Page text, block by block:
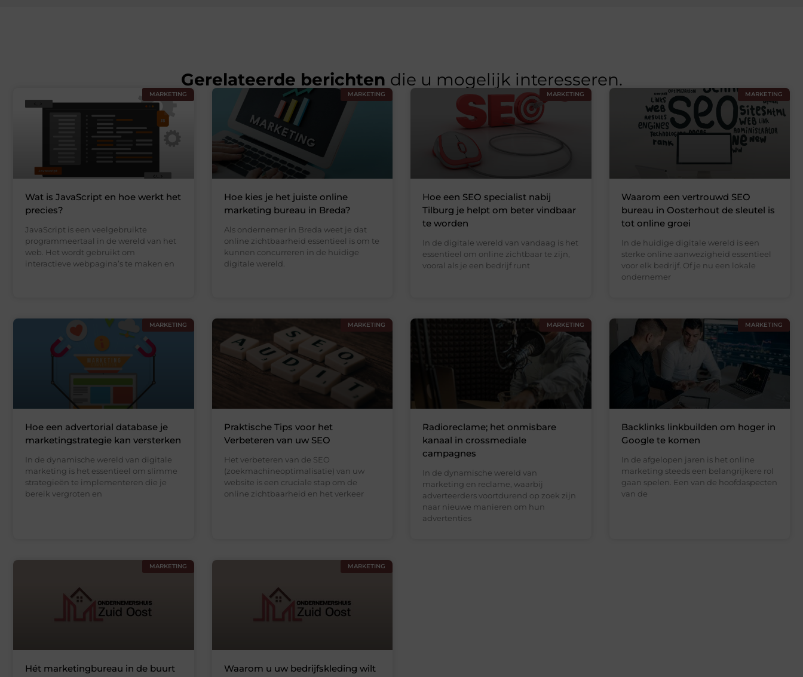
Gerelateerde berichten die u mogelijk interesseren.
MARKETING
Wat is JavaScript en hoe werkt het
precies?
JavaScript is een veelgebruikte
programmeertaal in de wereld van het
web. Het wordt gebruikt om
interactieve webpagina’s te maken en
MARKETING
Hoe kies je het juiste online
marketing bureau in Breda?
Als ondernemer in Breda weet je dat
online zichtbaarheid essentieel is om te
kunnen concurreren in de huidige
digitale wereld.
MARKETING
Hoe een SEO specialist nabij
Tilburg je helpt om beter vindbaar
te worden
In de digitale wereld van vandaag is het
essentieel om online zichtbaar te zijn,
vooral als je een bedrijf runt
MARKETING
Waarom een vertrouwd SEO
bureau in Oosterhout de sleutel is
tot online groei
In de huidige digitale wereld is een
sterke online aanwezigheid essentieel
voor elk bedrijf. Of je nu een lokale
ondernemer
MARKETING
Hoe een advertorial database je
marketingstrategie kan versterken
In de dynamische wereld van digitale
marketing is het essentieel om slimme
strategieën te implementeren die je
bereik vergroten en
MARKETING
Praktische Tips voor het
Verbeteren van uw SEO
Het verbeteren van de SEO
(zoekmachineoptimalisatie) van uw
website is een cruciale stap om de
online zichtbaarheid en het verkeer
MARKETING
Radioreclame; het onmisbare
kanaal in crossmediale
campagnes
In de dynamische wereld van
marketing en reclame, waarbij
adverteerders voortdurend op zoek zijn
naar nieuwe manieren om hun
advertenties
MARKETING
Backlinks linkbuilden om hoger in
Google te komen
In de afgelopen jaren is het online
marketing steeds een belangrijkere rol
gaan spelen. Een van de hoofdaspecten
van de
MARKETING
Hét marketingbureau in de buurt
MARKETING
Waarom u uw bedrijfskleding wilt